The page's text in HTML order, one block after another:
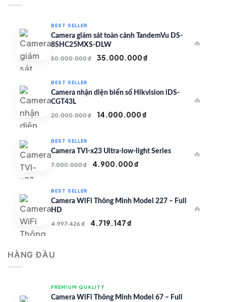
BEST SELLER
Camera giám sát toàn cảnh TandemVu DS-
8SHC25MXS-DLW
50.000.000₫
Giá
50.000.000 ₫.
35.000.000₫
là:
35.000.000 ₫.
🔥
BEST SELLER
Camera nhận diện biển số Hikvision iDS-
CGT43L
20.000.000₫
Giá
20.000.000 ₫.
14.000.000₫
là:
14.000.000 ₫.
🔥
BEST SELLER
Camera TVI-x23 Ultra-low-light Series
7.000.000₫
Giá
7.000.000 ₫.
4.900.000₫
là:
🔥
BEST SELLER
Camera WiFi Thông Minh Model 227 – Full
HD
4.997.426₫
Giá
4.719.147₫
🔥
HÀNG ĐẦU
PREMIUM QUALITY
Camera WiFi Thông Minh Model 67 – Full